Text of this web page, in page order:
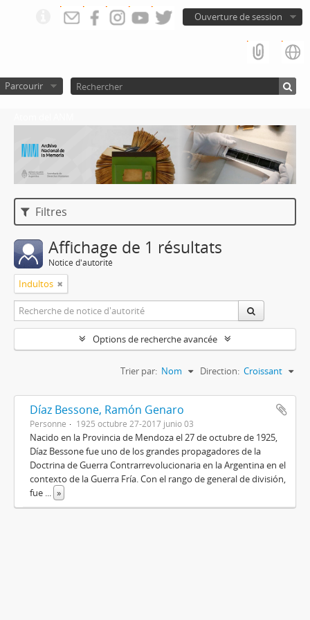
Ouverture de session
Parcourir
Filtres
Affichage de 1 résultats
Notice d'autorité
Indultos
Options de recherche avancée
Trier par: Nom Direction: Croissant
Díaz Bessone, Ramón Genaro
Personne 1925 octubre 27-2017 junio 03
Nacido en la Provincia de Mendoza el 27 de octubre de 1925,
Díaz Bessone fue uno de los grandes propagadores de la
Doctrina de Guerra Contrarrevolucionaria en la Argentina en el
contexto de la Guerra Fría. Con el rango de general de división,
fue ... »